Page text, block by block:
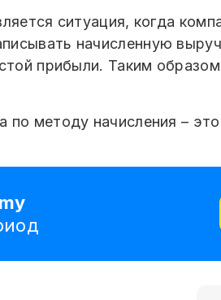
ситуация, когда
начисленную
прибыли. Таким
по методу начисления –